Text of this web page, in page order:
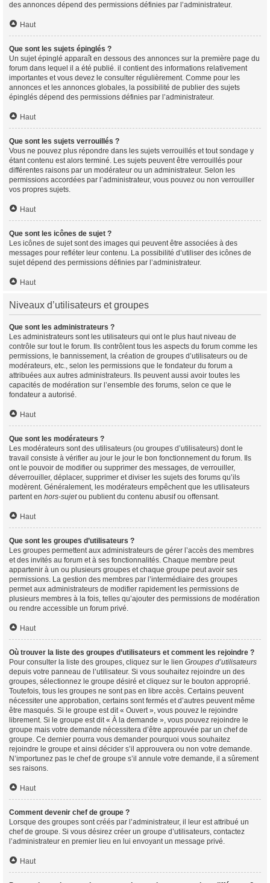
des annonces dépend des permissions définies par l’administrateur.
Haut
Que sont les sujets épinglés ?
Un sujet épinglé apparaît en dessous des annonces sur la première page du
forum dans lequel il a été publié. il contient des informations relativement
importantes et vous devez le consulter régulièrement. Comme pour les
annonces et les annonces globales, la possibilité de publier des sujets
épinglés dépend des permissions définies par l’administrateur.
Haut
Que sont les sujets verrouillés ?
Vous ne pouvez plus répondre dans les sujets verrouillés et tout sondage y
étant contenu est alors terminé. Les sujets peuvent être verrouillés pour
différentes raisons par un modérateur ou un administrateur. Selon les
permissions accordées par l’administrateur, vous pouvez ou non verrouiller
vos propres sujets.
Haut
Que sont les icônes de sujet ?
Les icônes de sujet sont des images qui peuvent être associées à des
messages pour refléter leur contenu. La possibilité d’utiliser des icônes de
sujet dépend des permissions définies par l’administrateur.
Haut
Niveaux d’utilisateurs et groupes
Que sont les administrateurs ?
Les administrateurs sont les utilisateurs qui ont le plus haut niveau de
contrôle sur tout le forum. Ils contrôlent tous les aspects du forum comme les
permissions, le bannissement, la création de groupes d’utilisateurs ou de
modérateurs, etc., selon les permissions que le fondateur du forum a
attribuées aux autres administrateurs. Ils peuvent aussi avoir toutes les
capacités de modération sur l’ensemble des forums, selon ce que le
fondateur a autorisé.
Haut
Que sont les modérateurs ?
Les modérateurs sont des utilisateurs (ou groupes d’utilisateurs) dont le
travail consiste à vérifier au jour le jour le bon fonctionnement du forum. Ils
ont le pouvoir de modifier ou supprimer des messages, de verrouiller,
déverrouiller, déplacer, supprimer et diviser les sujets des forums qu’ils
modèrent. Généralement, les modérateurs empêchent que les utilisateurs
partent en hors-sujetou publient du contenu abusif ou offensant.
Haut
Que sont les groupes d’utilisateurs ?
Les groupes permettent aux administrateurs de gérer l’accès des membres
et des invités au forum et à ses fonctionnalités. Chaque membre peut
appartenir à un ou plusieurs groupes et chaque groupe peut avoir ses
permissions. La gestion des membres par l’intermédiaire des groupes
permet aux administrateurs de modifier rapidement les permissions de
plusieurs membres à la fois, telles qu’ajouter des permissions de modération
ou rendre accessible un forum privé.
Haut
Où trouver la liste des groupes d’utilisateurs et comment les rejoindre ?
Pour consulter la liste des groupes, cliquez sur le lien Groupes d’utilisateurs
depuis votre panneau de l’utilisateur. Si vous souhaitez rejoindre un des
groupes, sélectionnez le groupe désiré et cliquez sur le bouton approprié.
Toutefois, tous les groupes ne sont pas en libre accès. Certains peuvent
nécessiter une approbation, certains sont fermés et d’autres peuvent même
être masqués. Si le groupe est dit « Ouvert », vous pouvez le rejoindre
librement. Si le groupe est dit « À la demande », vous pouvez rejoindre le
groupe mais votre demande nécessitera d’être approuvée par un chef de
groupe. Ce dernier pourra vous demander pourquoi vous souhaitez
rejoindre le groupe et ainsi décider s’il approuvera ou non votre demande.
N’importunez pas le chef de groupe s’il annule votre demande, il a sûrement
ses raisons.
Haut
Comment devenir chef de groupe ?
Lorsque des groupes sont créés par l’administrateur, il leur est attribué un
chef de groupe. Si vous désirez créer un groupe d’utilisateurs, contactez
l’administrateur en premier lieu en lui envoyant un message privé.
Haut